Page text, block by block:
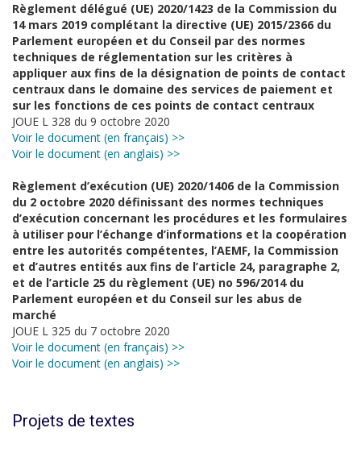
Règlement délégué (UE) 2020/1423 de la Commission du
14 mars 2019 complétant la directive (UE) 2015/2366 du
Parlement européen et du Conseil par des normes
techniques de réglementation sur les critères à
appliquer aux fins de la désignation de points de contact
centraux dans le domaine des services de paiement et
sur les fonctions de ces points de contact centraux
JOUE L 328 du 9 octobre 2020
Voir le document (en français) >>
Voir le document (en anglais) >>
Règlement d’exécution (UE) 2020/1406 de la Commission
du 2 octobre 2020 définissant des normes techniques
d’exécution concernant les procédures et les formulaires
à utiliser pour l’échange d’informations et la coopération
entre les autorités compétentes, l’AEMF, la Commission
et d’autres entités aux fins de l’article 24, paragraphe 2,
et de l’article 25 du règlement (UE) no 596/2014 du
Parlement européen et du Conseil sur les abus de
marché
JOUE L 325 du 7 octobre 2020
Voir le document (en français) >>
Voir le document (en anglais) >>
Projets de textes